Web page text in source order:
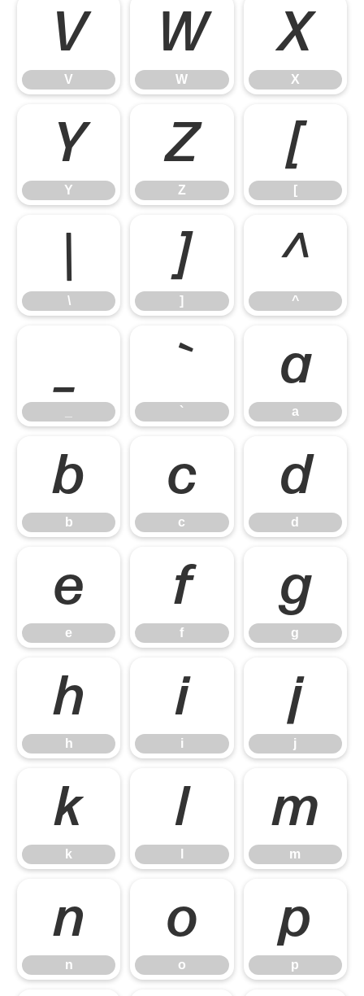
V
V
W
W
X
X
Y
Y
Z
Z
[
[
\
\
]
]
^
^
`
`
a
a
b
b
c
c
d
d
e
e
f
f
g
g
h
h
i
i
j
j
k
k
l m
m
n
n
o
o
p
p